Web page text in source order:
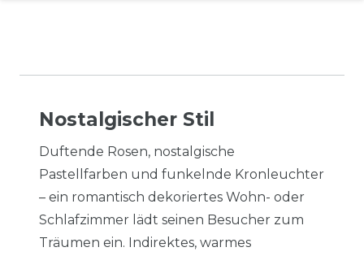
Nostalgischer Stil
Duftende Rosen, nostalgische
Pastellfarben und funkelnde Kronleuchter
– ein romantisch dekoriertes Wohn- oder
Schlafzimmer lädt seinen Besucher zum
Träumen ein. Indirektes, warmes